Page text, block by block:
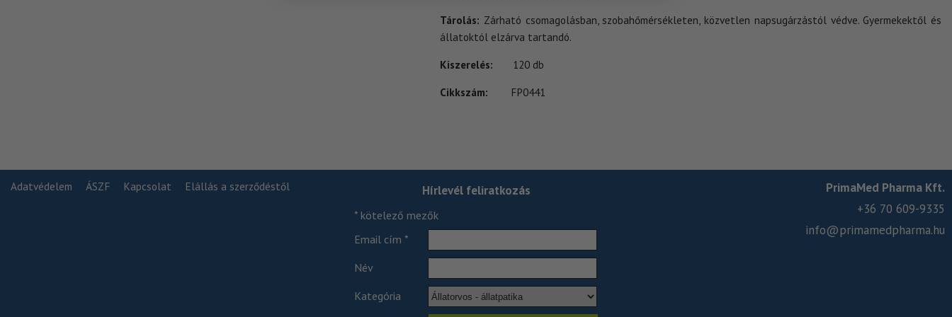
Tárolás: Zárható csomagolásban, szobahőmérsékleten, közvetlen napsugárzástól védve. Gyermekektől és
állatoktól elzárva tartandó.
Kiszerelés: 120 db
Cikkszám: FP0441
Adatvédelem ÁSZF Kapcsolat Elállás a szerződéstől
PrimaMed Pharma Kft.
+36 70 609-9335
info@primamedpharma.hu